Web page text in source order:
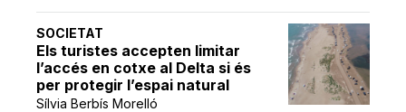
SOCIETAT
Els turistes accepten limitar
l’accés en cotxe al Delta si és
per protegir l’espai natural
Sílvia Berbís Morelló